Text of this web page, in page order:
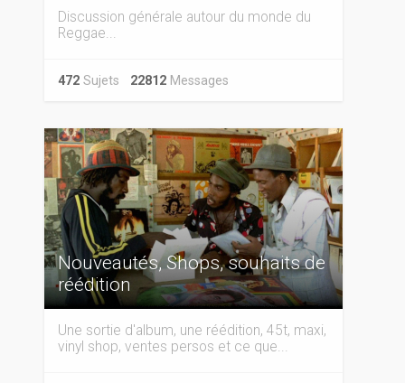
Discussion générale autour du monde du
Reggae...
472Sujets 22812Messages
Nouveautés, Shops, souhaits de
réédition
Une sortie d'album, une réédition, 45t, maxi,
vinyl shop, ventes persos et ce que...